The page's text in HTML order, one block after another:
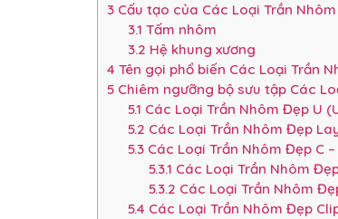
3 Cấu tạo của Các Loại Trần
3.1 Tấm nhôm
3.2 Hệ khung xương
4 Tên gọi phổ biến Các Loại Trần
5 Chiêm ngưỡng bộ sưu tập Các
5.1 Các Loại Trần Nhôm Đẹp U
5.2 Các Loại Trần Nhôm Đẹp
5.3Các Loại Trần Nhôm Đẹp C
5.3.1 Các Loại Trần Nhôm
5.3.2 Các Loại Trần Nhôm
5.4 Các Loại Trần Nhôm Đẹp